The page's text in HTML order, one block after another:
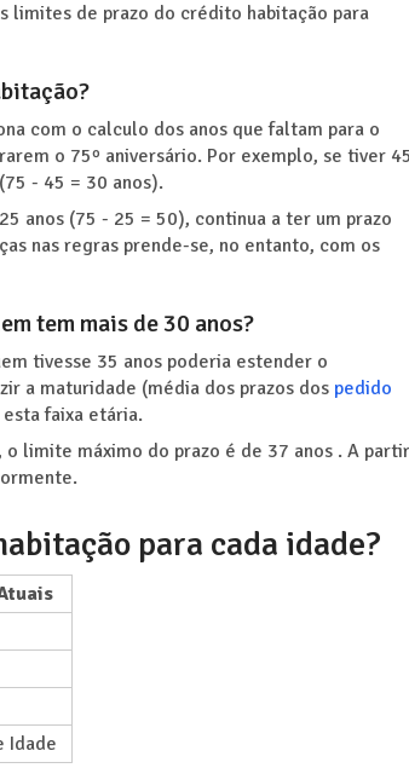
limites de prazo do crédito habitação para
com o calculo dos anos que faltam para o
o 75º aniversário. Por exemplo, se tiver 45
- 45 = 30 anos).
anos (75 - 25 = 50), continua a ter um prazo
nas regras prende-se, no entanto, com os
tem mais de 30 anos?
tivesse 35 anos poderia estender o
a maturidade (média dos prazos dos pedido
faixa etária.
limite máximo do prazo é de 37 anos . A partir
para cada idade?
Idade